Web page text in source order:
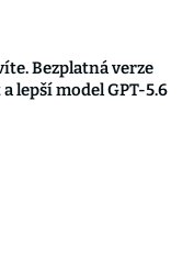
Bezplatná verze
lepší model GPT-5.6